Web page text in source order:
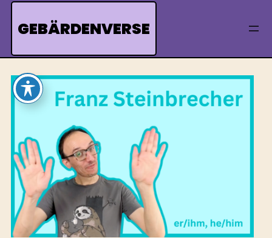
Skip
GEBÄRDENVERSE